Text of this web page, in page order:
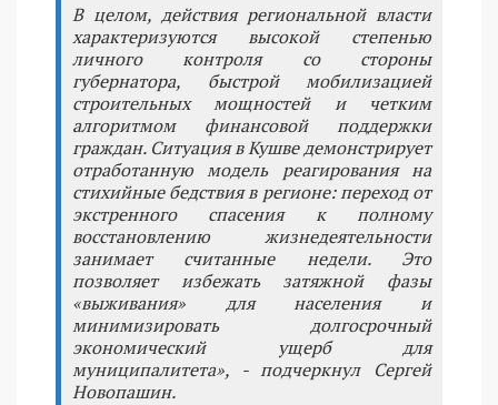
В целом, действия региональной власти
характеризуются высокой степенью
личного контроля со стороны
губернатора, быстрой мобилизацией
строительных мощностей и четким
алгоритмом финансовой поддержки
граждан. Ситуация в Кушве демонстрирует
отработанную модель реагирования на
стихийные бедствия в регионе: переход от
экстренного спасения к полному
восстановлению жизнедеятельности
занимает считанные недели. Это
позволяет избежать затяжной фазы
«выживания» для населения и
минимизировать долгосрочный
экономический ущерб для
муниципалитета», - подчеркнул Сергей
Новопашин.